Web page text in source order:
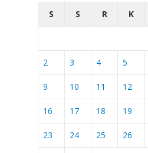
S
S R K
2 3 4 5
9 10 11 12
16 17 18 19
23 24 25 26